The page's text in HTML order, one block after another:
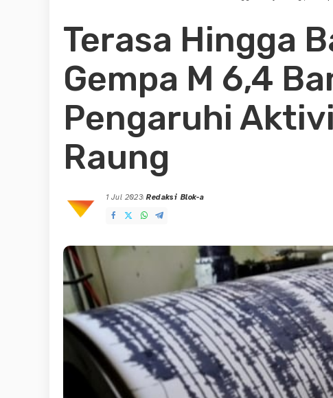
Terasa Hingga
Gempa M 6,4
Pengaruhi
Raung
1 Jul 2023
Posted
by
Redaksi Blok-a